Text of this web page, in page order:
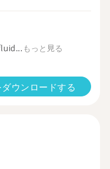
もっと見る
ウンロードする